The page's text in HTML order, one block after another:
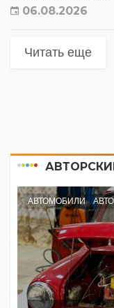
06.08.2026
Читать еще
АВТОМОБИЛИ